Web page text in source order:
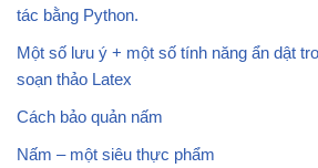
tác bằng Python.
Một số lưu ý + một số tính năng ẩn dật
soạn thảo Latex
Cách bảo quản nấm
Nấm – một siêu thực phẩm